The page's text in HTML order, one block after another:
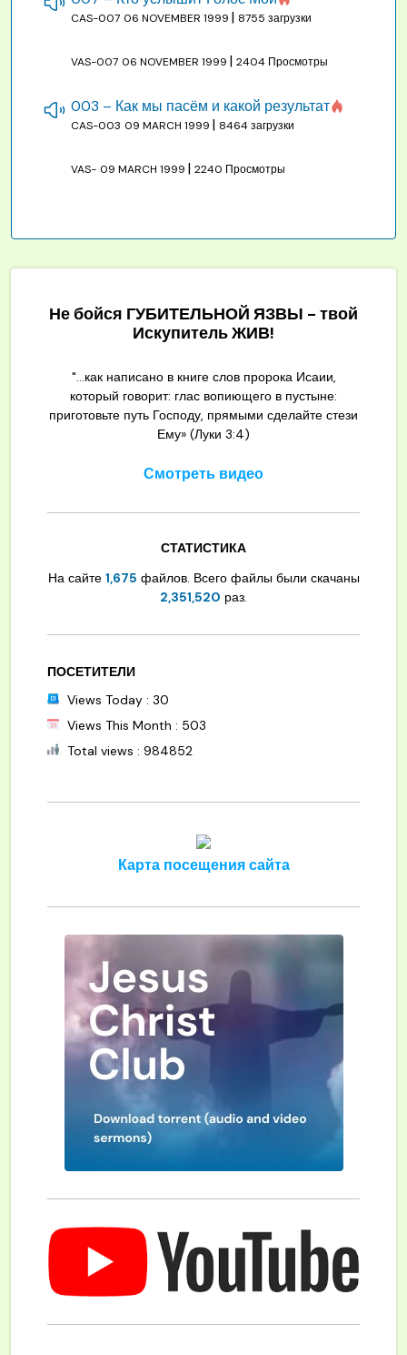
CAS-007 06 NOVEMBER 1999 | 8755 загрузки
VAS-007 06 NOVEMBER 1999 | 2404 Просмотры
003 – Как мы пасём и какой результат
CAS-003 09 MARCH 1999 | 8464 загрузки
VAS- 09 MARCH 1999 | 2240 Просмотры
Не бойся ГУБИТЕЛЬНОЙ ЯЗВЫ - твой
Искупитель ЖИВ!
"...как написано в книге слов пророка Исаии,
который говорит: глас вопиющего в пустыне:
приготовьте путь Господу, прямыми сделайте стези
Ему» (Луки 3:4)
Смотреть видео
СТАТИСТИКА
На сайте 1,675 файлов. Всего файлы были скачаны
2,351,520 раз.
ПОСЕТИТЕЛИ
Views Today : 30
Views This Month : 503
Total views : 984852
Карта посещения сайта